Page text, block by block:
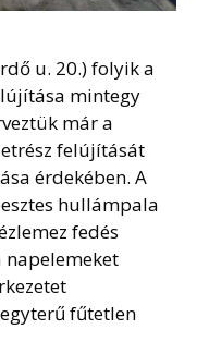
u. 20.) folyik a
mintegy
már a
felújítását
érdekében. A
hullámpala
fedés
fűtetlen